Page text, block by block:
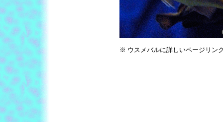
※ ウスメバルに詳しいページリン